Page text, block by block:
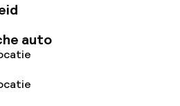
auto